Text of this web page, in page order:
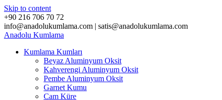
Skip to content
+90 216 706 70 72
info@anadolukumlama.com | satis@anadolukumlama.com
Anadolu Kumlama
Kumlama Kumları
Beyaz Aluminyum Oksit
Kahverengi Aluminyum Oksit
Pembe Aluminyum Oksit
Garnet Kumu
Cam Küre